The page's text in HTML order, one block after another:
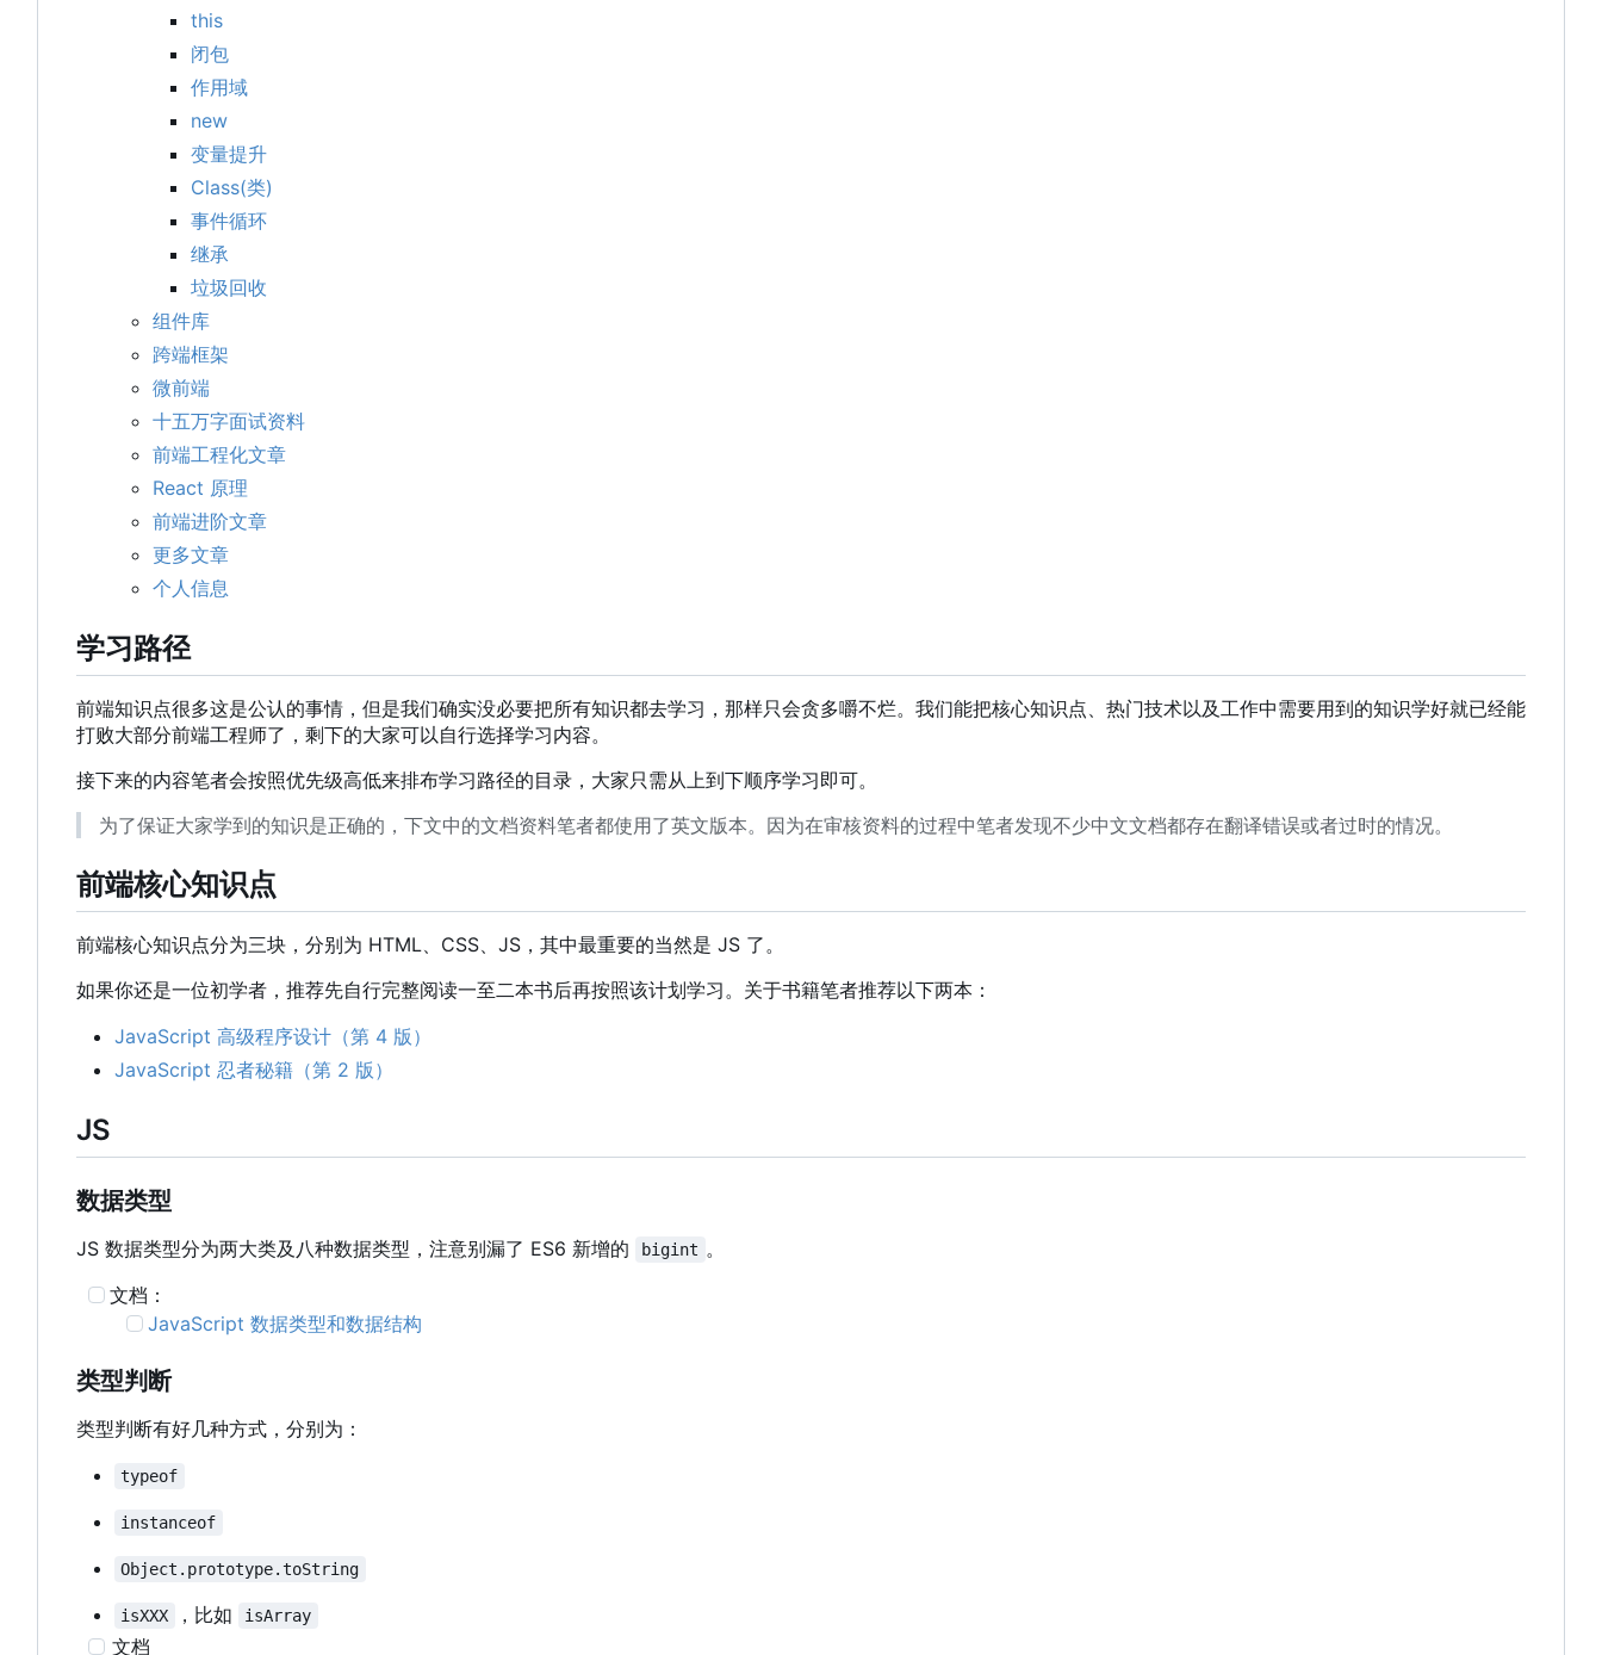
this
闭包
作用域
new
变量提升
Class(类)
事件循环
继承
垃圾回收
组件库
跨端框架
微前端
十五万字面试资料
前端工程化文章
React 原理
前端进阶文章
更多文章
个人信息
学习路径
前端知识点很多这是公认的事情，但是我们确实没必要把所有知识都去学习，那样只会贪多嚼不烂。我们能把核心知识点、热门技术以及工作中需要用到的知识学好就已经能
打败大部分前端工程师了，剩下的大家可以自行选择学习内容。
接下来的内容笔者会按照优先级高低来排布学习路径的目录，大家只需从上到下顺序学习即可。
为了保证大家学到的知识是正确的，下文中的文档资料笔者都使用了英文版本。因为在审核资料的过程中笔者发现不少中文文档都存在翻译错误或者过时的情况。
前端核心知识点
前端核心知识点分为三块，分别为 HTML、CSS、JS ， 其中最重要的当然是 JS 了。
如果你还是一位初学者，推荐先自行完整阅读一至二本书后再按照该计划学习。关于书籍笔者推荐以下两本：
JavaScript 高级程序设计（第 4 版）
JavaScript 忍者秘籍（第 2 版）
JS
数据类型
JS 数据类型分为两大类及八种数据类型，注意别漏了 ES6 新增的 bigint 。
文档：
JavaScript 数据类型和数据结构
类型判断
类型判断有好几种方式，分别为：
typeof
instanceof
Object.prototype.toString
isXXX ，比如 isArray
文档